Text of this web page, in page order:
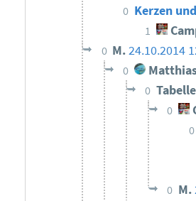
0 Kerzen
1
0 M.24.10.2014
0
0
0
0
0 M.